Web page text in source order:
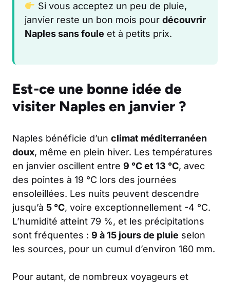
Si vous acceptez un peu de pluie,
janvier reste un bon mois pour découvrir
Naples sans foule et à petits prix.
Est-ce une bonne idée de
visiter Naples en janvier ?
Naples bénéficie d’un climat méditerranéen
doux, même en plein hiver. Les températures
en janvier oscillent entre 9 °C et 13 °C, avec
des pointes à 19 °C lors des journées
ensoleillées. Les nuits peuvent descendre
jusqu’à 5 °C, voire exceptionnellement -4 °C.
L’humidité atteint 79 %, et les précipitations
sont fréquentes : 9 à 15 jours de pluie selon
les sources, pour un cumul d’environ 160 mm.
Pour autant, de nombreux voyageurs et